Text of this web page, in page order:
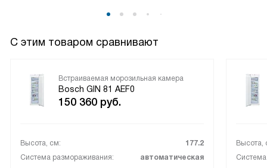
С этим товаром сравнивают
Встраиваемая морозильная камера
Bosch GIN 81 AEF0
150 360 руб.
Высота, см:
177.2
Система размораживания:
автоматическая
Высота,